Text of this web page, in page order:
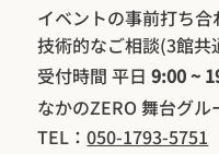
イベントの事前打ち
技術的なご相談(3館共
受付時間 平日9:00 ~
なかのZERO 舞台グル
TEL：050-1793-5751